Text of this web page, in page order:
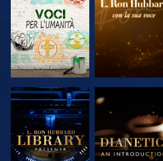
SERIE
SERIE
ESPLORA LE
SERIE
ESPLORA LE
SERIE